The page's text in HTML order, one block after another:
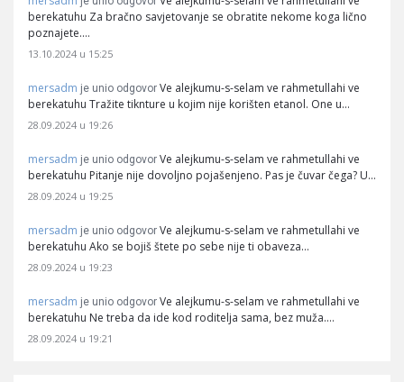
berekatuhu Za bračno savjetovanje se obratite nekome koga lično
poznajete.…
13.10.2024 u 15:25
mersadm je unio odgovor Ve alejkumu-s-selam ve rahmetullahi ve
berekatuhu Tražite tiknture u kojim nije korišten etanol. One u…
28.09.2024 u 19:26
mersadm je unio odgovor Ve alejkumu-s-selam ve rahmetullahi ve
berekatuhu Pitanje nije dovoljno pojašenjeno. Pas je čuvar čega? U…
28.09.2024 u 19:25
mersadm je unio odgovor Ve alejkumu-s-selam ve rahmetullahi ve
berekatuhu Ako se bojiš štete po sebe nije ti obaveza…
28.09.2024 u 19:23
mersadm je unio odgovor Ve alejkumu-s-selam ve rahmetullahi ve
berekatuhu Ne treba da ide kod roditelja sama, bez muža.…
28.09.2024 u 19:21